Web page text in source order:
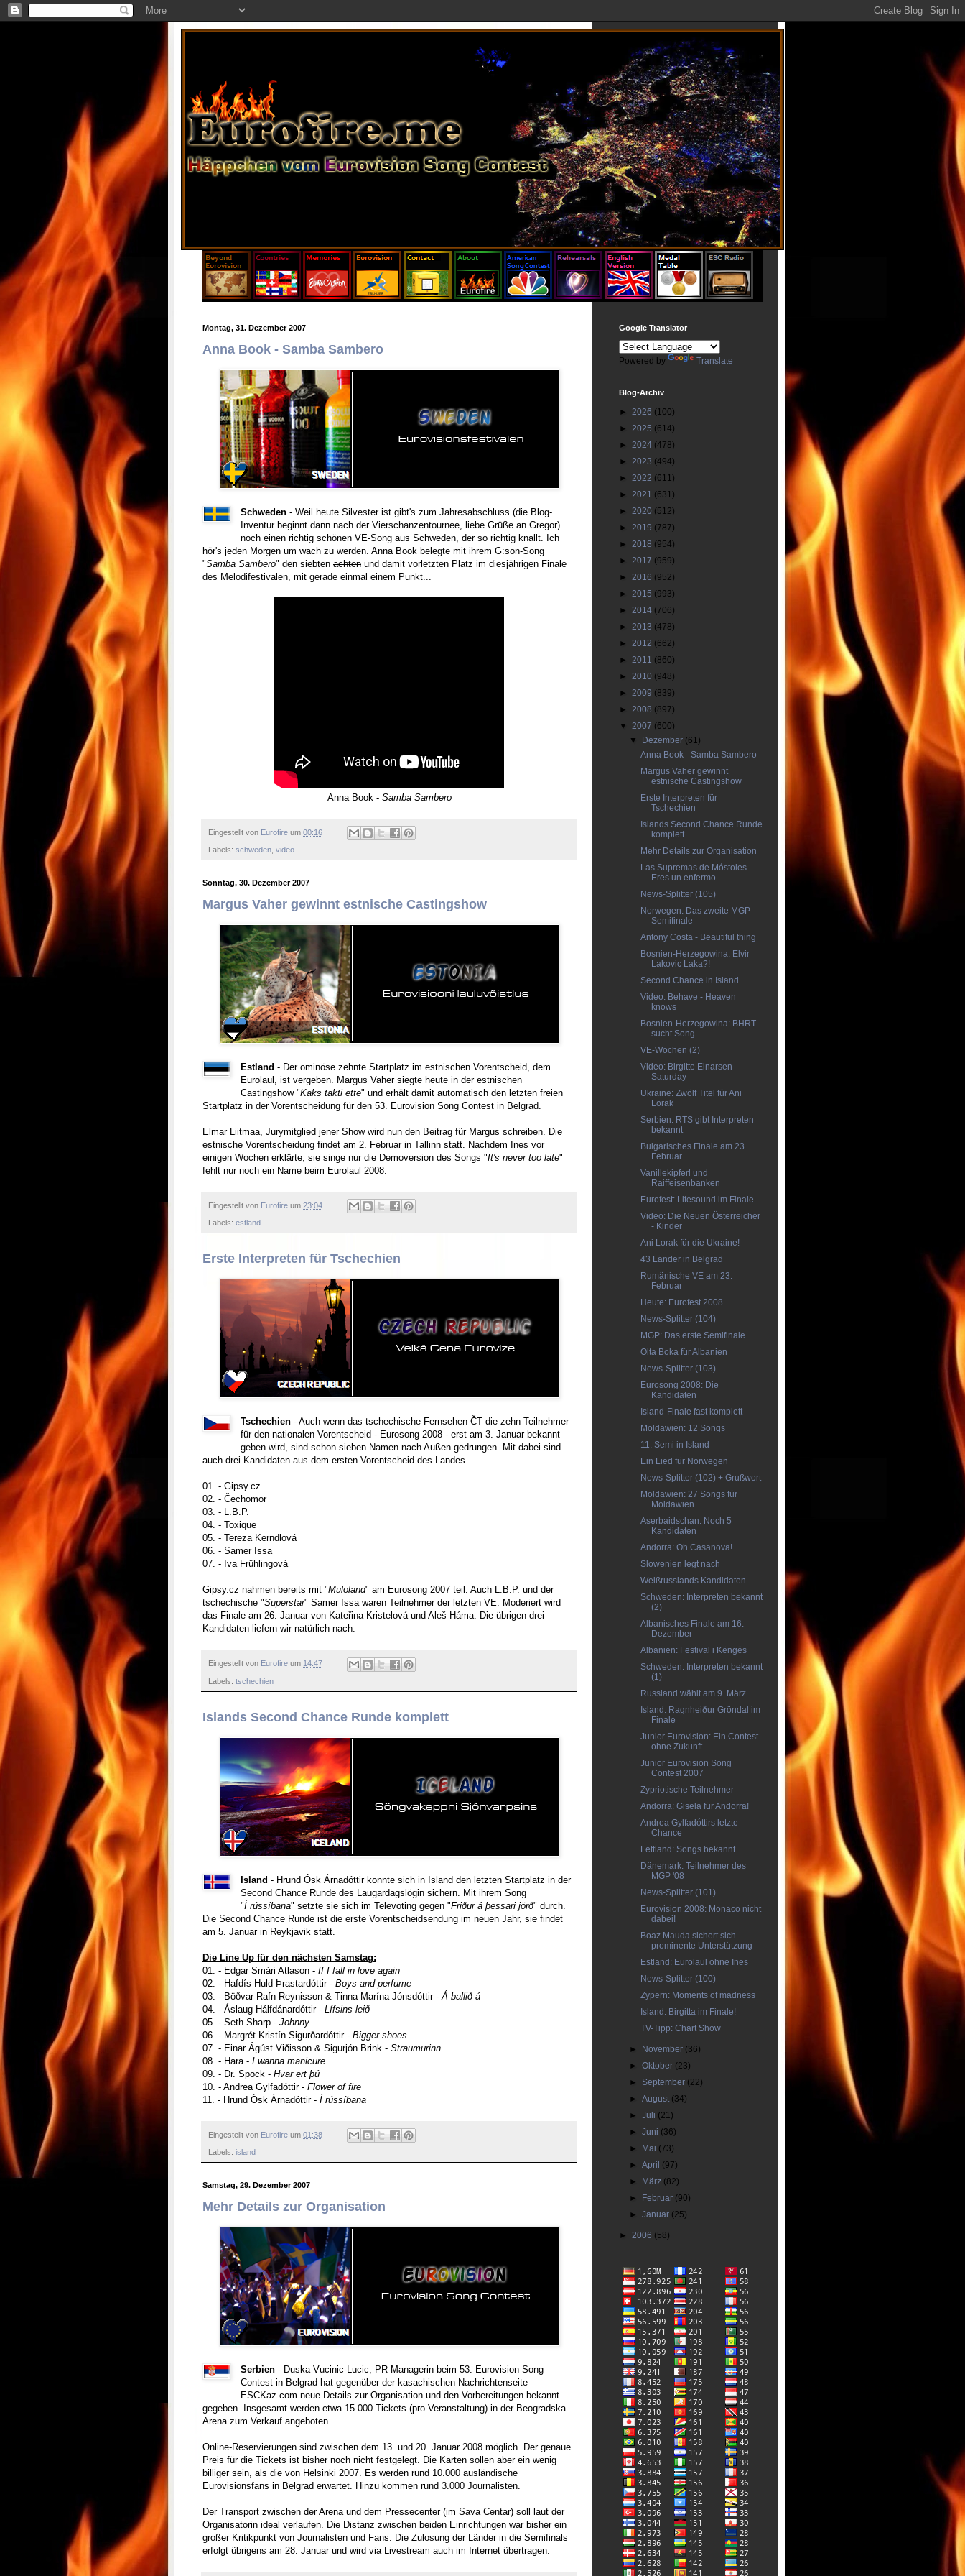
Montag, 31. Dezember 2007
Anna Book - Samba Sambero
Schweden -Weil heute Silvester ist gibt's zum Jahresabschluss (die Blog-
Inventur beginnt dann nach der Vierschanzentournee, liebe Grüße an Gregor)
noch einen richtig schönen VE-Song aus Schweden, der so richtig knallt. Ich
hör's jeden Morgen um wach zu werden. Anna Book belegte mit ihrem G:son-Song
"Samba Sambero" den siebten achten und damit vorletzten Platz im diesjährigen Finale
des Melodifestivalen, mit gerade einmal einem Punkt...
Anna Book - Samba Sambero
Eingestellt von Eurofire um 00:16
Labels: schweden video
Sonntag, 30. Dezember 2007
Margus Vaher gewinnt estnische Castingshow
Estland - Der ominöse zehnte Startplatz im estnischen Vorentscheid, dem
Eurolaul, ist vergeben. Margus Vaher siegte heute in der estnischen
Castingshow "Kaks takti ette" und erhält damit automatisch den letzten freien
Startplatz in der Vorentscheidung für den 53. Eurovision Song Contest in Belgrad.
Elmar Liitmaa, Jurymitglied jener Show wird nun den Beitrag für Margus schreiben. Die
estnische Vorentscheidung findet am 2. Februar in Tallinn statt.
Nachdem Ines vor
einigen Wochen erklärte, sie singe nur die Demoversion des Songs "It's never too late"
fehlt nur noch ein Name beim Eurolaul 2008.
Eingestellt von Eurofire um 23:04
Labels: estland
Erste Interpreten für Tschechien
Tschechien - Auch wenn das tschechische Fernsehen ČT die zehn Teilnehmer
für den nationalen Vorentscheid - Eurosong 2008 - erst am 3. Januar bekannt
geben wird, sind schon sieben Namen nach Außen gedrungen. Mit dabei sind
auch drei Kandidaten aus dem ersten Vorentscheid des Landes.
01. - Gipsy.cz
02. - Čechomor
03. - L.B.P.
04. - Toxique
05. - Tereza Kerndlová
06. - Samer Issa
07. - Iva Frühlingová
Gipsy.cz nahmen bereits mit "Muloland" am Eurosong 2007 teil. Auch L.B.P. und der
tschechische "Superstar" Samer Issa waren Teilnehmer der letzten VE. Moderiert wird
das Finale am 26. Januar von Kateřina Kristelová und Aleš Háma. Die übrigen drei
Kandidaten liefern wir natürlich nach.
Eingestellt von Eurofire um 14:47
Labels: tschechien
Islands Second Chance Runde komplett
Island - Hrund Ósk Árnadóttir konnte sich in Island den letzten Startplatz in der
Second Chance Runde des Laugardagslögin sichern. Mit ihrem Song
"Í rússíbana" setzte sie sich im Televoting gegen "Friður á þessari jörð" durch.
Die Second Chance Runde ist die erste Vorentscheidsendung im neuen Jahr, sie findet
am 5. Januar in Reykjavik statt.
Die Line Up für den nächsten Samstag:
01. - Edgar Smári Atlason - If I fall in love again
02. - Hafdís Huld Þrastardóttir - Boys and perfume
03. - Böðvar Rafn Reynisson & Tinna Marína Jónsdóttir - Á ballið á
04. - Áslaug Hálfdánardóttir - Lífsins leið
05. - Seth Sharp - Johnny
06. - Margrét Kristín Sigurðardóttir - Bigger shoes
07. - Einar Ágúst Viðisson & Sigurjón Brink - Straumurinn
08. - Hara - I wanna manicure
09. - Dr. Spock - Hvar ert þú
10. - Andrea Gylfadóttir - Flower of fire
11. - Hrund Ósk Árnadóttir - Í rússíbana
Eingestellt von Eurofire um 01:38
Labels: island
Samstag, 29. Dezember 2007
Mehr Details zur Organisation
Serbien - Duska Vucinic-Lucic, PR-Managerin beim 53. Eurovision Song
Contest in Belgrad hat gegenüber der kasachischen Nachrichtenseite
ESCKaz.com neue Details zur Organisation und den Vorbereitungen bekannt
gegeben. Insgesamt werden etwa 15.000 Tickets (pro Veranstaltung) in der Beogradska
Arena zum Verkauf angeboten.
Online-Reservierungen sind zwischen dem 13. und 20. Januar 2008 möglich. Der genaue
Preis für die Tickets ist bisher noch nicht festgelegt. Die Karten sollen aber ein wenig
billiger sein, als die von Helsinki 2007. Es werden rund 10.000 ausländische
Eurovisionsfans in Belgrad erwartet. Hinzu kommen rund 3.000 Journalisten.
Der Transport zwischen der Arena und dem Pressecenter (im Sava Centar) soll laut der
Organisatorin ideal verlaufen. Die Distanz zwischen beiden Einrichtungen war bisher ein
großer Kritikpunkt von Journalisten und Fans. Die Zulosung der Länder in die Semifinals
erfolgt übrigens am 28. Januar und wird via Livestream auch im Internet übertragen.
Google Translator
Powered by Translate
Blog-Archiv
► 2026 (100)
► 2025 (614)
► 2024 (478)
► 2023 (494)
► 2022 (611)
► 2021 (631)
► 2020 (512)
► 2019 (787)
► 2018 (954)
► 2017 (959)
► 2016 (952)
► 2015 (993)
► 2014 (706)
► 2013 (478)
► 2012 (662)
► 2011 (860)
► 2010 (948)
► 2009 (839)
► 2008 (897)
▼ 2007 (600)
▼
Dezember (61)
Anna Book - Samba Sambero
Margus Vaher gewinnt
estnische Castingshow
Erste Interpreten für
Tschechien
Islands Second Chance Runde
komplett
Mehr Details zur Organisation
Las Supremas de Móstoles -
Eres un enfermo
News-Splitter (105)
Norwegen: Das zweite MGP-
Semifinale
Antony Costa - Beautiful thing
Bosnien-Herzegowina: Elvir
Lakovic Laka?!
Second Chance in Island
Video: Behave - Heaven
knows
Bosnien-Herzegowina: BHRT
sucht Song
VE-Wochen (2)
Video: Birgitte Einarsen -
Saturday
Ukraine: Zwölf Titel für Ani
Lorak
Serbien: RTS gibt Interpreten
bekannt
Bulgarisches Finale am 23.
Februar
Vanillekipferl und
Raiffeisenbanken
Eurofest: Litesound im Finale
Video: Die Neuen Österreicher
- Kinder
Ani Lorak für die Ukraine!
43 Länder in Belgrad
Rumänische VE am 23.
Februar
Heute: Eurofest 2008
News-Splitter (104)
MGP: Das erste Semifinale
Olta Boka für Albanien
News-Splitter (103)
Eurosong 2008: Die
Kandidaten
Island-Finale fast komplett
Moldawien: 12 Songs
11. Semi in Island
Ein Lied für Norwegen
News-Splitter (102) + Grußwort
Moldawien: 27 Songs für
Moldawien
Aserbaidschan: Noch 5
Kandidaten
Andorra: Oh Casanova!
Slowenien legt nach
Weißrusslands Kandidaten
Schweden: Interpreten bekannt
(2)
Albanisches Finale am 16.
Dezember
Albanien: Festival i Këngës
Schweden: Interpreten bekannt
(1)
Russland wählt am 9. März
Island: Ragnheiður Gröndal im
Finale
Junior Eurovision: Ein Contest
ohne Zukunft
Junior Eurovision Song
Contest 2007
Zypriotische Teilnehmer
Andorra: Gisela für Andorra!
Andrea Gylfadóttirs letzte
Chance
Lettland: Songs bekannt
Dänemark: Teilnehmer des
MGP '08
News-Splitter (101)
Eurovision 2008: Monaco nicht
dabei!
Boaz Mauda sichert sich
prominente Unterstützung
Estland: Eurolaul ohne Ines
News-Splitter (100)
Zypern: Moments of madness
Island: Birgitta im Finale!
TV-Tipp: Chart Show
► November (36)
►Oktober (23)
► September (22)
►August (34)
►Juli (21)
►Juni (36)
►
Mai (73)
►April (97)
►
März (82)
►
Februar (90)
►Januar (25)
► 2006 (58)